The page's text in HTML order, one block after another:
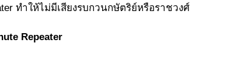
ทำให้ไม่มีเสียงรบกวนกษัตริย์หรือราชวงศ์
Repeater